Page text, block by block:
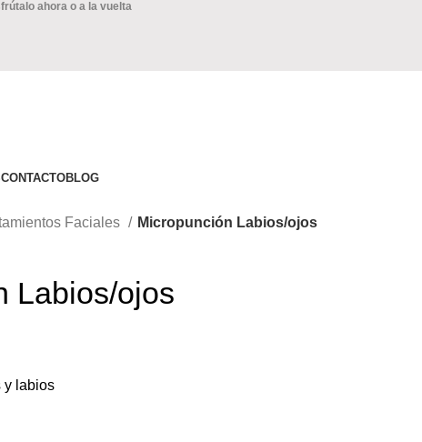
ahora o a la vuelta
CONTACTOBLOG
Faciales Micropunción Labios/ojos
Labios/ojos
y labios